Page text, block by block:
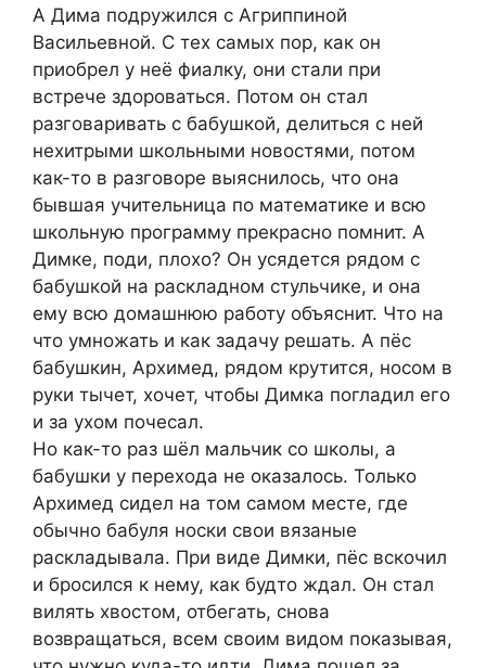
А Дима подружился с Агриппиной
Васильевной. С тех самых пор, как он
приобрел у неё фиалку, они стали при
встрече здороваться. Потом он стал
разговаривать с бабушкой, делиться с ней
нехитрыми школьными новостями, потом
как-то в разговоре выяснилось, что она
бывшая учительница по математике и всю
школьную программу прекрасно помнит. А
Димке, поди, плохо? Он усядется рядом с
бабушкой на раскладном стульчике, и она
ему всю домашнюю работу объяснит. Что на
что умножать и как задачу решать. А пёс
бабушкин, Архимед, рядом крутится, носом в
руки тычет, хочет, чтобы Димка погладил его
и за ухом почесал.
Но как-то раз шёл мальчик со школы, а
бабушки у перехода не оказалось. Только
Архимед сидел на том самом месте, где
обычно бабуля носки свои вязаные
раскладывала. При виде Димки, пёс вскочил
и бросился к нему, как будто ждал. Он стал
вилять хвостом, отбегать, снова
возвращаться, всем своим видом показывая,